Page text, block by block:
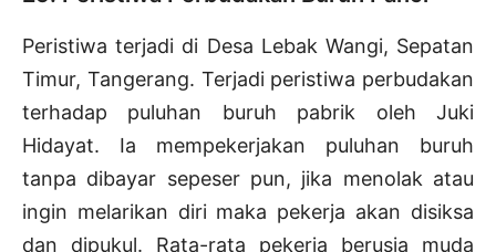
Peristiwa terjadi di Desa Lebak Wangi, Sepatan
Timur, Tangerang. Terjadi peristiwa perbudakan
terhadap puluhan buruh pabrik oleh Juki
Hidayat. Ia mempekerjakan puluhan buruh
tanpa dibayar sepeser pun, jika menolak atau
ingin melarikan diri maka pekerja akan disiksa
dan dipukul. Rata-rata pekerja berusia muda